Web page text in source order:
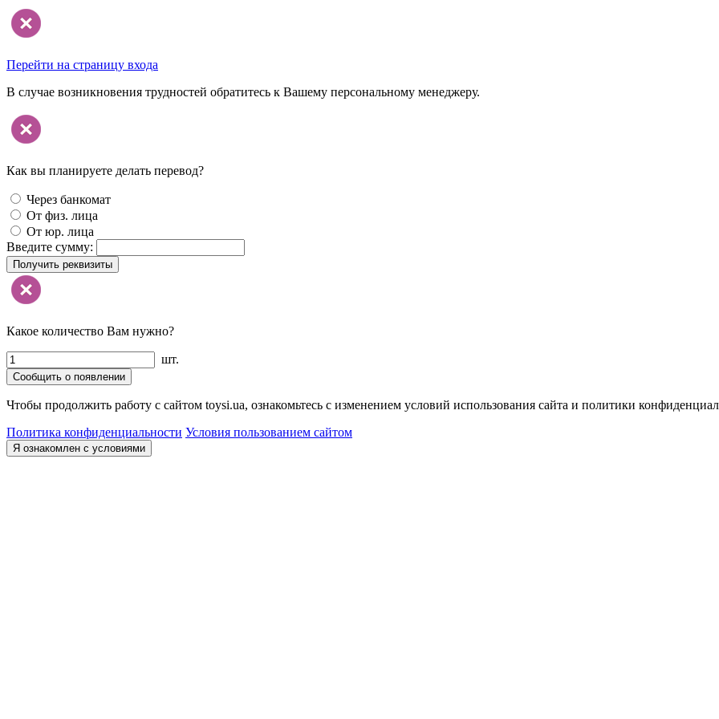
Перейти на страницу входа
В случае возникновения трудностей обратитесь к Вашему персональному менеджеру.
Как вы планируете делать перевод?
Через банкомат
От физ. лица
От юр. лица
Введите сумму:
Получить реквизиты
Какое количество Вам нужно?
шт.
Сообщить о появлении
Чтобы продолжить работу с сайтом toysi.ua, ознакомьтесь с изменением условий использования сайта и политики
Политика конфиденциальности Условия пользованием сайтом
Я ознакомлен с условиями